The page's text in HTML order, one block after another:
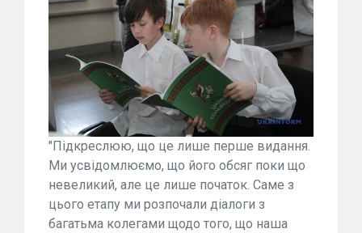
"Підкреслюю, що це лише перше видання.
Ми усвідомлюємо, що його обсяг поки що
невеликий, але це лише початок. Саме з
цього етапу ми розпочали діалоги з
багатьма колегами щодо того, що наша